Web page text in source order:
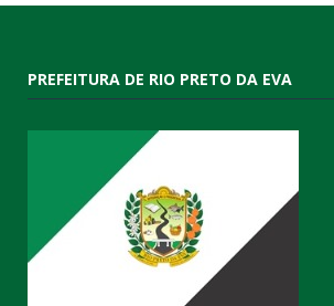
PREFEITURA DE RIO PRETO DA EVA